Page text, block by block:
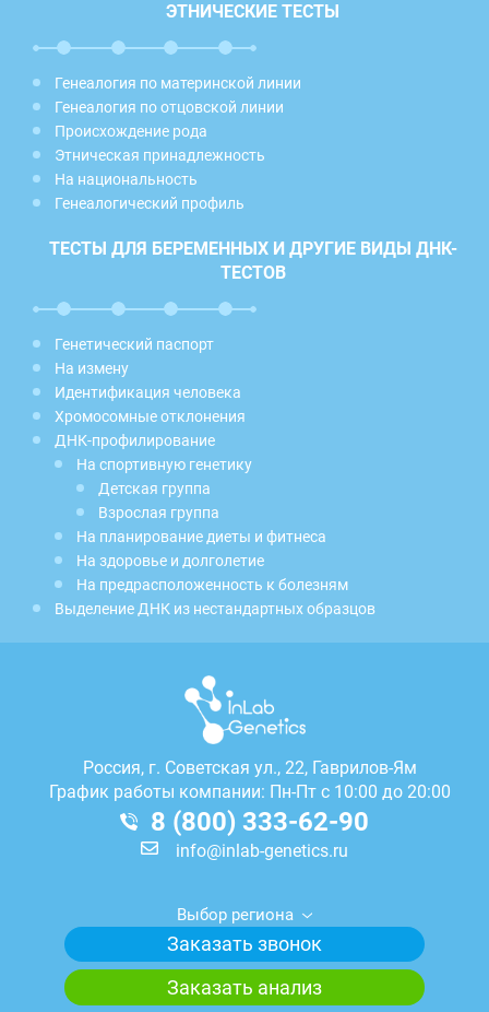
ЭТНИЧЕСКИЕ ТЕСТЫ
Генеалогия по материнской линии
Генеалогия по отцовской линии
Происхождение рода
Этническая принадлежность
На национальность
Генеалогический профиль
ТЕСТЫ ДЛЯ БЕРЕМЕННЫХ И ДРУГИЕ ВИДЫ ДНК-
ТЕСТОВ
Генетический паспорт
На измену
Идентификация человека
Хромосомные отклонения
ДНК-профилирование
На спортивную генетику
Детская группа
Взрослая группа
На планирование диеты и фитнеса
На здоровье и долголетие
На предрасположенность к болезням
Выделение ДНК из нестандартных образцов
Россия, г. Советская ул., 22, Гаврилов-Ям
График работы компании: Пн-Пт с 10:00 до 20:00
8 (800) 333-62-90
info@inlab-genetics.ru
Выбор региона
Заказать звонок
Заказать анализ